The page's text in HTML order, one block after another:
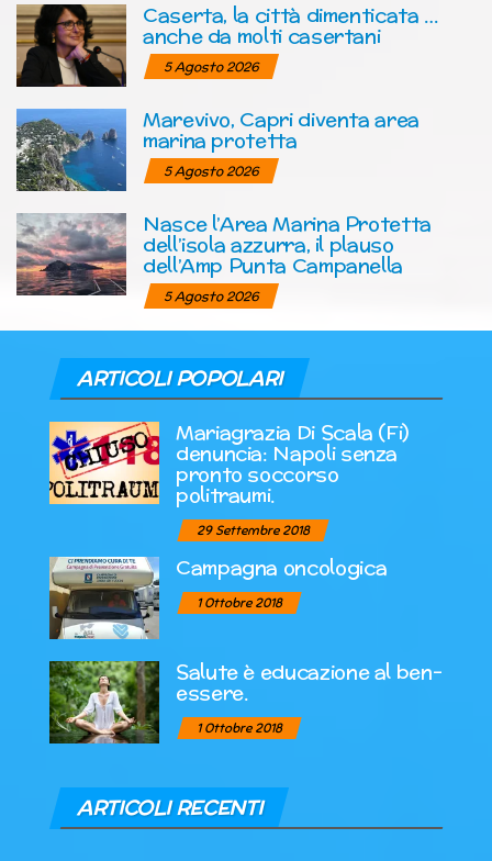
Caserta, la città dimenticata …
anche da molti casertani
5 Agosto 2026
Marevivo, Capri diventa area
marina protetta
5 Agosto 2026
Nasce l’Area Marina Protetta
dell’isola azzurra, il plauso
dell’Amp Punta Campanella
5 Agosto 2026
ARTICOLI POPOLARI
Mariagrazia Di Scala (Fi)
denuncia: Napoli senza
pronto soccorso
politraumi.
29 Settembre 2018
Campagna oncologica
1 Ottobre 2018
Salute è educazione al ben-
essere.
1 Ottobre 2018
ARTICOLI RECENTI